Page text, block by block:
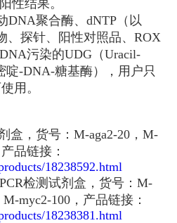
性结果。
DNA聚合酶、dNTP（以
、探针、阳性对照品、ROX
污染的UDG（Uracil-
啶-DNA-糖基酶），用户只
用。
盒，货号：M-aga2-20，M-
品链接：
18238592.html
检测试剂盒，货号：M-
myc2-100，产品链接：
18238381.html